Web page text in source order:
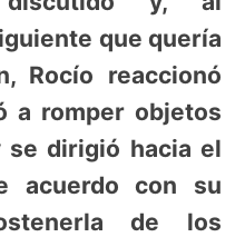
que quería
Rocío reaccionó
a romper objetos
se dirigió hacia el
acuerdo con su
de los